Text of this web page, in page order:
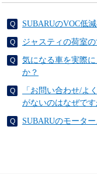
SUBARUのVOC低
ジャスティの荷室
気になる車を実際
か？
「お問い合わせ/よ
がないのはなぜで
SUBARUのモータ